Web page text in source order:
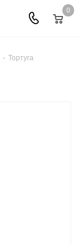
0
- Тортуга